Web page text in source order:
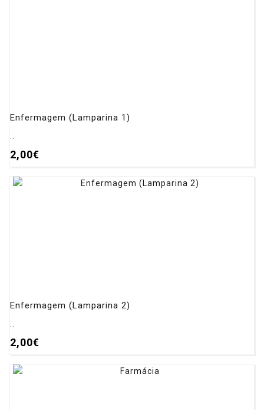
Enfermagem (Lamparina 1)
2,00€
Enfermagem (Lamparina 2)
2,00€